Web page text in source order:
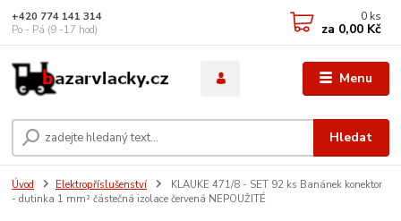
Menu
Hledat
+420 774 141 314
Po - Pá (9 -17 hod)
0 ks
za 0,00 Kč
Úvod Elektropříslušenství
KLAUKE 471/8 - SET 92 ks Banánek konektor
- dutinka 1 mm² částečná izolace červená NEPOUŽITÉ